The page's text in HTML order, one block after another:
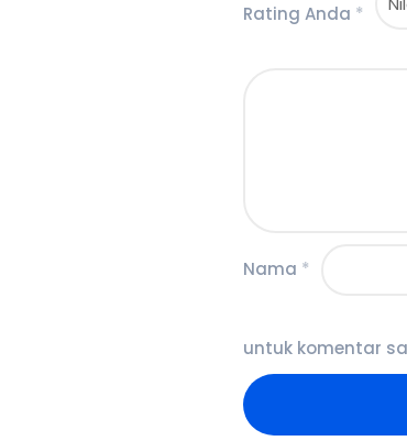
Rating Anda *
Nama *
untuk komentar